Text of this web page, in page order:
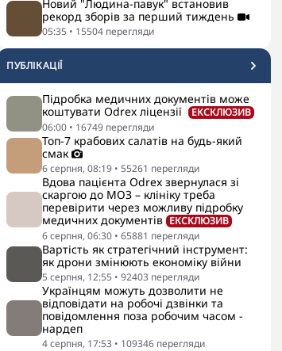
Новий "Людина-павук" встановив
рекорд зборів за перший тиждень
05:35 • 15504 перегляди
ПУБЛІКАЦІЇ
Підробка медичних документів може
коштувати Odrex ліцензії
ЕКСКЛЮЗИВ
06:00 • 16749 перегляди
Топ-7 крабових салатів на будь-який
смак
6 серпня, 08:19 • 55261 перегляди
Вдова пацієнта Odrex звернулася зі
скаргою до МОЗ – клініку треба
перевірити через можливу підробку
медичних документів ЕКСКЛЮЗИВ
6 серпня, 06:30 • 65881 перегляди
Вартість як стратегічний інструмент:
як дрони змінюють економіку війни
5 серпня, 12:55 • 92403 перегляди
Українцям можуть дозволити не
відповідати на робочі дзвінки та
повідомлення поза робочим часом -
нардеп
4 серпня, 17:53 • 109346 перегляди